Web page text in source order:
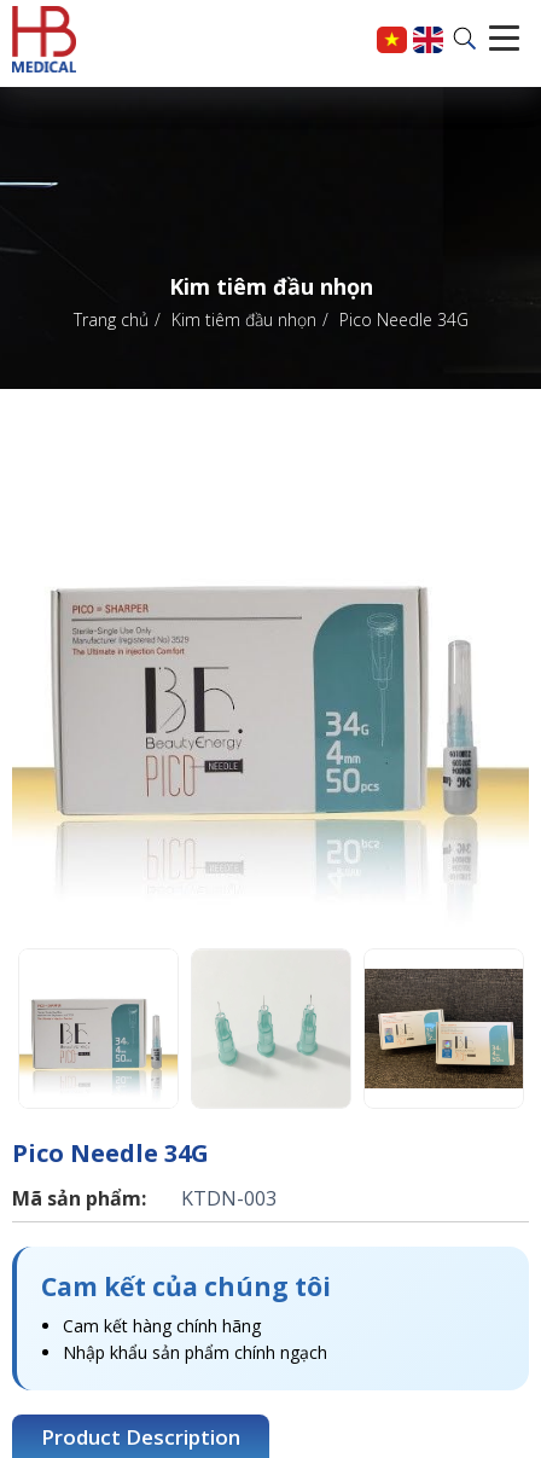
Kim tiêm đầu nhọn
Trang chủ Kim tiêm đầu nhọn Pico Needle 34G
Pico Needle 34G
Mã sản phẩm: KTDN-003
Cam kết của chúng tôi
Cam kết hàng chính hãng
Nhập khẩu sản phẩm chính ngạch
Product Description